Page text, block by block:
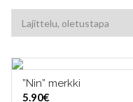
”Nin” merkki
5.90€